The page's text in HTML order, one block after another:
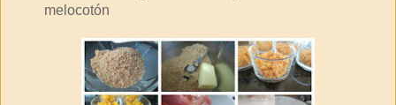
melocotón